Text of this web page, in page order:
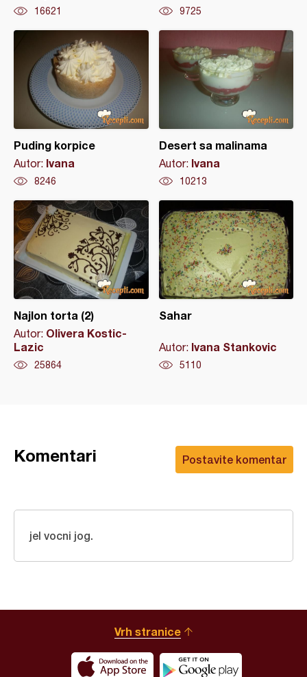
16621 9725
Puding korpice
Autor: Ivana
8246
Desert sa malinama
Autor: Ivana
10213
Najlon torta (2)
Autor: Olivera Kostic-
Lazic
25864
Sahar
Autor: Ivana Stankovic
5110
Postavite komentar
Komentari
jel vocni jog.
Vrh stranice